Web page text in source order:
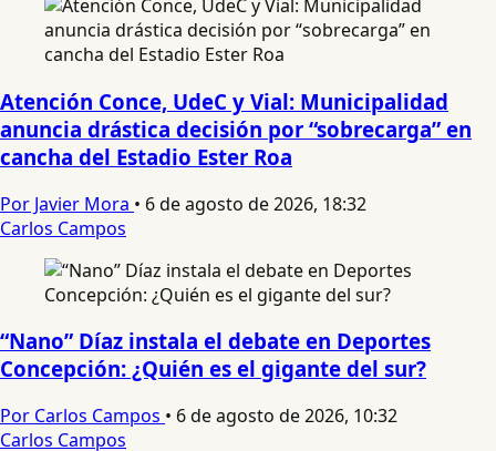
Atención Conce, UdeC y Vial: Municipalidad
anuncia drástica decisión por “sobrecarga” en
cancha del Estadio Ester Roa
Por Javier Mora • 6 de agosto de 2026, 18:32
Carlos Campos
“Nano” Díaz instala el debate en Deportes
Concepción: ¿Quién es el gigante del sur?
Por Carlos Campos • 6 de agosto de 2026, 10:32
Carlos Campos